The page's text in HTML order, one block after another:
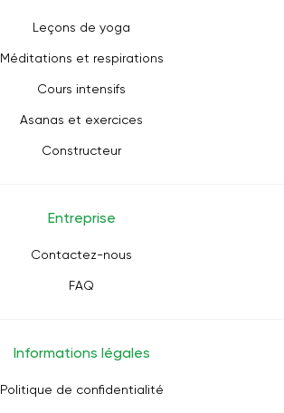
Leçons de yoga
Méditations et respirations
Cours intensifs
Asanas et exercices
Constructeur
Entreprise
Contactez-nous
FAQ
Informations légales
Politique de confidentialité